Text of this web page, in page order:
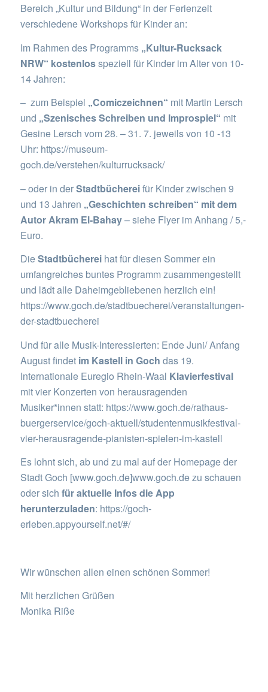
Bereich „Kultur und Bildung“ in der Ferienzeit
verschiedene Workshops für Kinder an:
Im Rahmen des Programms „Kultur-Rucksack
NRW“ kostenlosspeziell für Kinder im Alter von 10-
14 Jahren:
– zum Beispiel „Comiczeichnen“ mit Martin Lersch
und „Szenisches Schreiben und Improspiel“ mit
Gesine Lersch vom 28. – 31. 7. jeweils von 10 -13
Uhr: https://museum-
goch.de/verstehen/kulturrucksack/
– oder in derStadtbüchereifür Kinder zwischen 9
und 13 Jahren „Geschichten schreiben“ mit dem
Autor Akram El-Bahay– siehe Flyer im Anhang / 5,-
Euro.
DieStadtbüchereihat für diesen Sommer ein
umfangreiches buntes Programm zusammengestellt
und lädt alle Daheimgebliebenen herzlich ein!
https://www.goch.de/stadtbuecherei/veranstaltungen-
der-stadtbuecherei
Und für alle Musik-Interessierten: Ende Juni/ Anfang
August findetim Kastell in Goch das 19.
Internationale Euregio Rhein-Waal Klavierfestival
mit vier Konzerten von herausragenden
Musiker*innen statt: https://www.goch.de/rathaus-
buergerservice/goch-aktuell/studentenmusikfestival-
vier-herausragende-pianisten-spielen-im-kastell
Es lohnt sich, ab und zu mal auf der Homepage der
Stadt Goch [www.goch.de]www.goch.de zu schauen
oder sich für aktuelle Infos die App
herunterzuladen: https://goch-
erleben.appyourself.net/#/
Wir wünschen allen einen schönen Sommer!
Mit herzlichen Grüßen
Monika Riße